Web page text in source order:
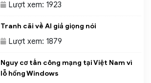
Lượt xem: 1923
Tranh cãi về AI giả giọng nói
Lượt xem: 1879
Nguy cơ tấn công mạng tại Việt Nam vì
lỗ hổng Windows